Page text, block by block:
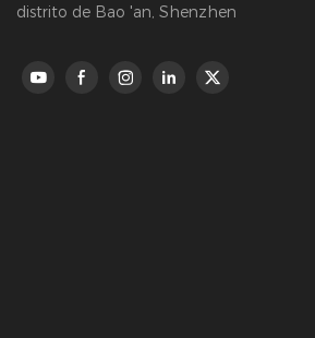
distrito de Bao 'an, Shenzhen